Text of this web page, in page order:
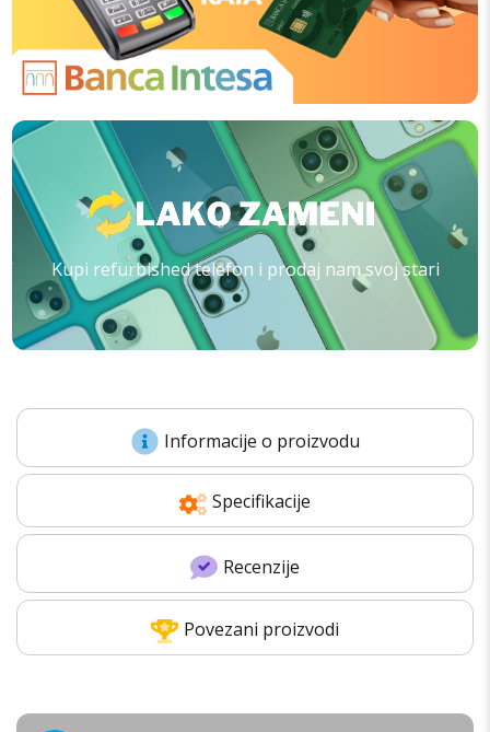
Kupi refurbished telefon i prodaj nam svoj stari
Informacije o proizvodu
Specifikacije
Recenzije
Povezani proizvodi